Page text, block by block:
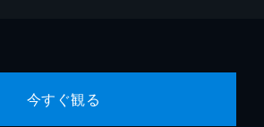
今すぐ観る